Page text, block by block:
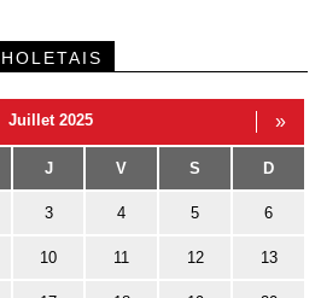
Juillet 2025 »
J V S D
3 4 5 6
10 11 12 13